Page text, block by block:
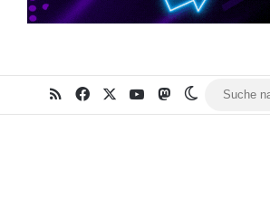
RSS Facebook YouTubeMastodon
Skin